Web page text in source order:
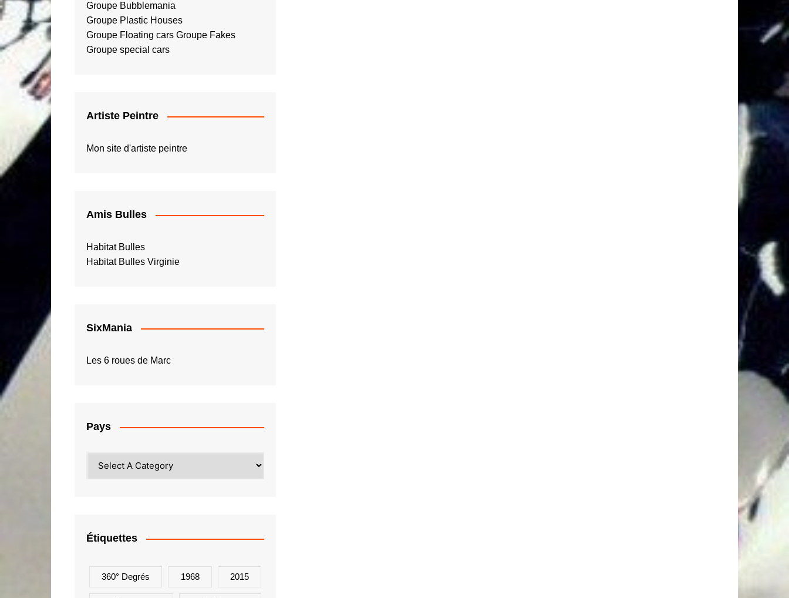
Groupe Bubblemania
Groupe Plastic Houses
Groupe Floating cars Groupe Fakes
Groupe special cars
Artiste Peintre
Mon site d'artiste peintre
Amis Bulles
Habitat Bulles
Habitat Bulles Virginie
SixMania
Les 6 roues de Marc
Pays
Étiquettes
360° Degrés 1968 2015